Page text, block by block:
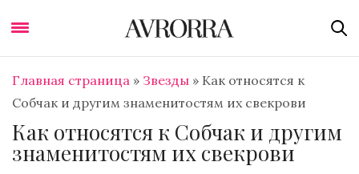
Главная страница » Звезды » Как относятся к
Собчак и другим знаменитостям их свекрови
Как относятся к Собчак и другим
знаменитостям их свекрови